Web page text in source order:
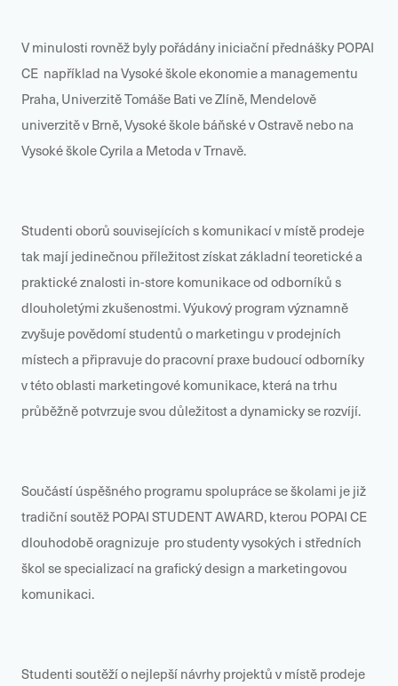
V minulosti rovněž byly pořádány iniciační přednášky POPAI
CE například na Vysoké škole ekonomie a managementu
Praha, Univerzitě Tomáše Bati ve Zlíně, Mendelově
univerzitě v Brně, Vysoké škole báňské v Ostravě nebo na
Vysoké škole Cyrila a Metoda v Trnavě.
Studenti oborů souvisejících s komunikací v místě prodeje
tak mají jedinečnou příležitost získat základní teoretické a
praktické znalosti in-store komunikace od odborníků s
dlouholetými zkušenostmi. Výukový program významně
zvyšuje povědomí studentů o marketingu v prodejních
místech a připravuje do pracovní praxe budoucí odborníky
v této oblasti marketingové komunikace, která na trhu
průběžně potvrzuje svou důležitost a dynamicky se rozvíjí.
Součástí úspěšného programu spolupráce se školami je již
tradiční soutěž POPAI STUDENT AWARD, kterou POPAI CE
dlouhodobě oragnizuje pro studenty vysokých i středních
škol se specializací na grafický design a marketingovou
komunikaci.
Studenti soutěží o nejlepší návrhy projektů v místě prodeje